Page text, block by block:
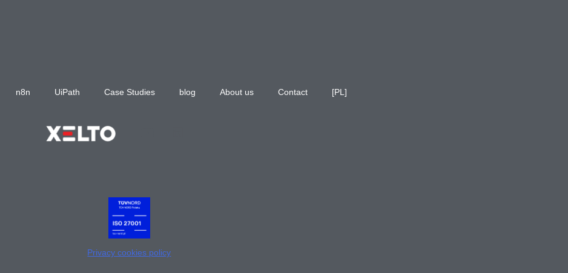
n8n UiPath Case Studies blog About us Contact [PL]
Privacy cookies policy